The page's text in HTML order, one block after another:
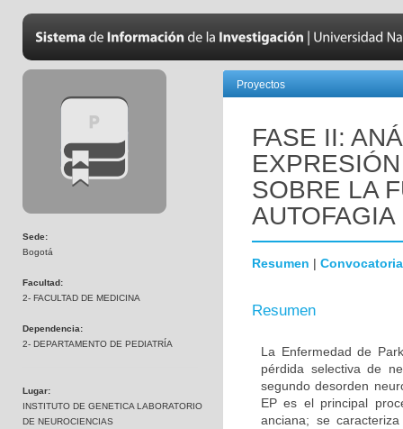
Sede:
Bogotá
Facultad:
2- FACULTAD DE MEDICINA
Dependencia:
2- DEPARTAMENTO DE PEDIATRÍA
Lugar:
INSTITUTO DE GENETICA LABORATORIO
DE NEUROCIENCIAS
Proyectos
FASE II:
SOBRE LA
Resumen | Convocatoria
Resumen
La Enfermedad de
pérdida selectiva de
segundo desorden
EP es el principal
anciana; se